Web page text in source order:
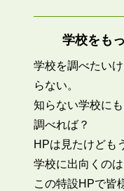
学校をも
学校を調べたい
らない。
知らない学校に
調べれば？
HPは見たけども
学校に出向くのは
この特設HPで皆